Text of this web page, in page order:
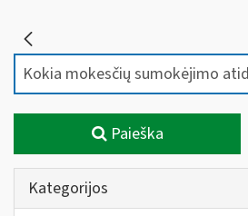
Paieška
Kategorijos